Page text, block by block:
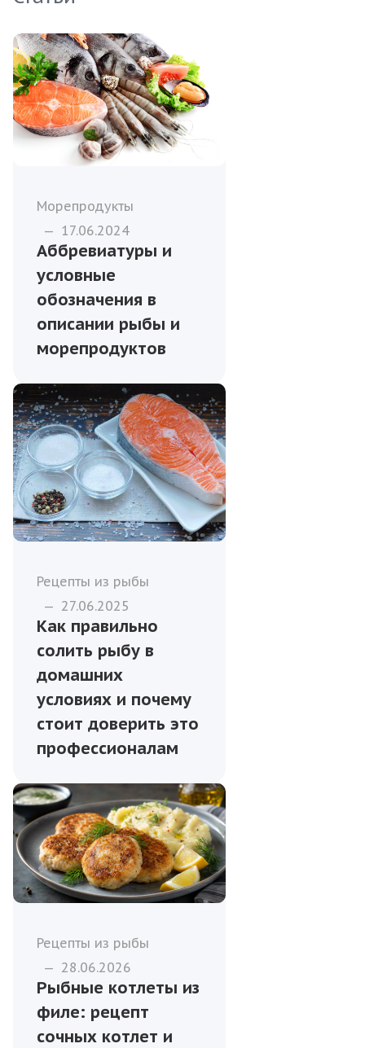
Морепродукты
— 17.06.2024
Аббревиатуры и
условные
обозначения в
описании рыбы и
морепродуктов
Рецепты из рыбы
— 27.06.2025
Как правильно
солить рыбу в
домашних
условиях и почему
стоит доверить это
профессионалам
Рецепты из рыбы
— 28.06.2026
Рыбные котлеты из
филе: рецепт
сочных котлет и